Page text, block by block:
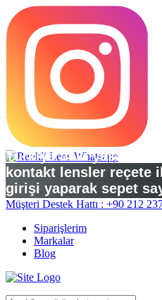
Türkiye’deki yasal
kontakt lensler reçete
girişi yaparak sepet
yükleyebilirsiniz.
Müşteri Destek Hattı : +90 212
Siparişlerim
Markalar
Blog